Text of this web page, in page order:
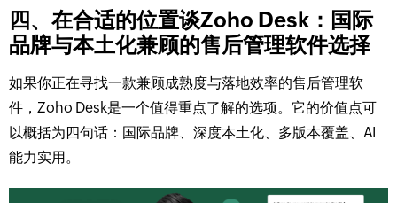
四、在合适的位置谈Zoho Desk：国际
品牌与本土化兼顾的售后管理软件选择
如果你正在寻找一款兼顾成熟度与落地效率的售后管理软
件，Zoho Desk是一个值得重点了解的选项。它的价值点可
以概括为四句话：国际品牌、深度本土化、多版本覆盖、AI
能力实用。